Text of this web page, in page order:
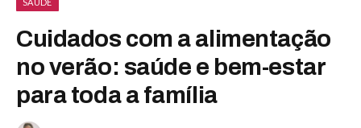
Cuidados com a alimentação
no verão: saúde e bem-estar
para toda a família